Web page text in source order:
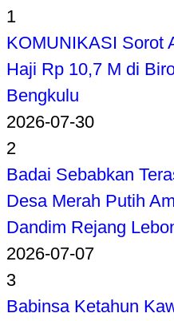
1
KOMUNIKASI Sorot
Haji Rp 10,7 M di
Bengkulu
2026-07-30
2
Badai Sebabkan
Desa Merah Putih
Dandim Rejang
2026-07-07
3
Babinsa Ketahun